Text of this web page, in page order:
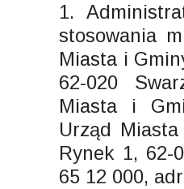
1.
stosowania
Miasta i
62-020
Miasta i
Urząd
Rynek 1, 62-
65 12 000,